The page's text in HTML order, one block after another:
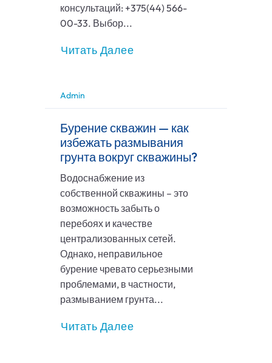
консультаций: +375(44) 566-
00-33. Выбор...
Читать Далее
Admin
Бурение скважин — как
избежать размывания
грунта вокруг скважины?
Водоснабжение из
собственной скважины – это
возможность забыть о
перебоях и качестве
централизованных сетей.
Однако, неправильное
бурение чревато серьезными
проблемами, в частности,
размыванием грунта...
Читать Далее